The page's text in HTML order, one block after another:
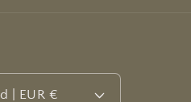
Nederland | EUR €